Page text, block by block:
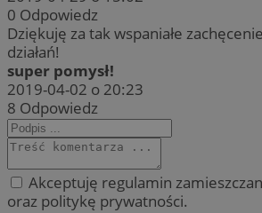
0 Odpowiedz
Dziękuję za tak wspaniałe
działań!
super pomysł!
2019-04-02 o 20:23
8 Odpowiedz
Akceptuję regulamin
oraz politykę prywatności.